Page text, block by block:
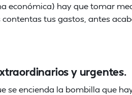
económica) hay que tomar
tus gastos, antes
y urgentes.
se encienda la bombilla que